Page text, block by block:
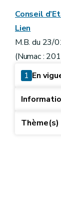
Conseil
Lien
M.B. du 23/
(Numac :
1 En
Thème(s)